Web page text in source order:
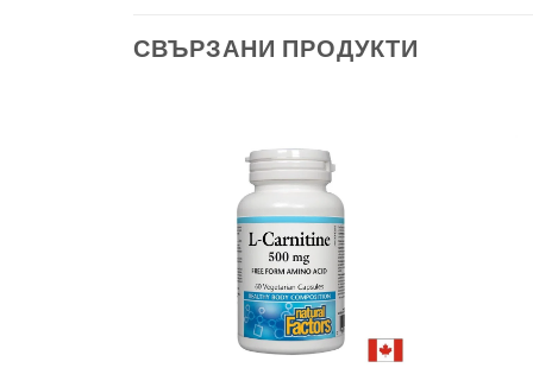
СВЪРЗАНИ ПРОДУКТИ